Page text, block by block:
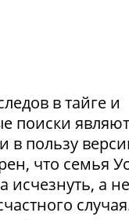
в тайге и
поиски
в пользу
что семья
исчезнуть, а